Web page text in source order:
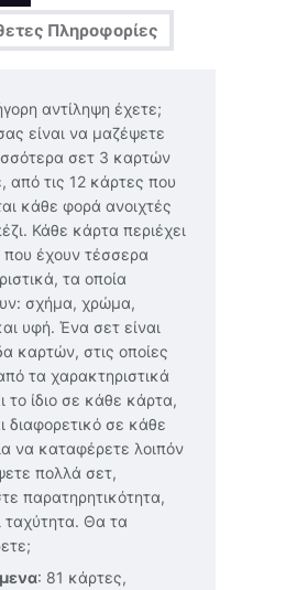
Πληροφορίες
αντίληψη έχετε;
είναι να μαζέψετε
σετ 3 καρτών
από τις 12 κάρτες που
κάθε φορά ανοιχτές
Κάθε κάρτα περιέχει
έχουν τέσσερα
τα οποία
σχήμα, χρώμα,
υφή. Ένα σετ είναι
καρτών, στις οποίες
τα χαρακτηριστικά
το ίδιο σε κάθε κάρτα,
διαφορετικό σε κάθε
να καταφέρετε λοιπόν
πολλά σετ,
παρατηρητικότητα,
ταχύτητα. Θα τα
: 81 κάρτες,